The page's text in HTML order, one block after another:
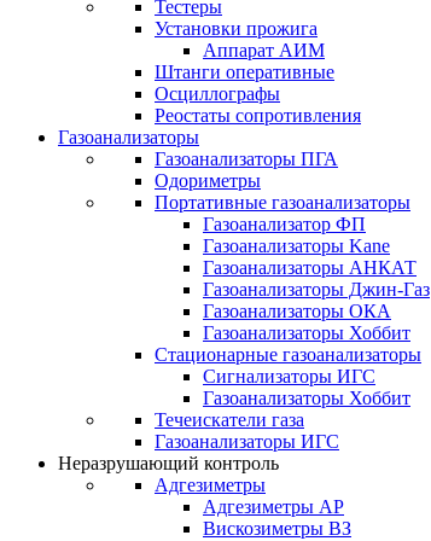
Тестеры
Установки прожига
Аппарат АИМ
Штанги оперативные
Осциллографы
Реостаты сопротивления
Газоанализаторы
Газоанализаторы ПГА
Одориметры
Портативные газоанализаторы
Газоанализатор ФП
Газоанализаторы Kane
Газоанализаторы АНКАТ
Газоанализаторы Джин-Газ
Газоанализаторы ОКА
Газоанализаторы Хоббит
Стационарные газоанализаторы
Сигнализаторы ИГС
Газоанализаторы Хоббит
Течеискатели газа
Газоанализаторы ИГС
Неразрушающий контроль
Адгезиметры
Адгезиметры АР
Вискозиметры ВЗ